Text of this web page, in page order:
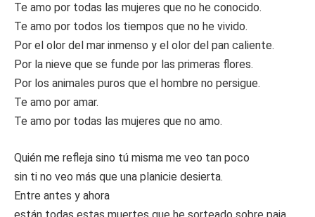
Te amo por todas las mujeres que no he conocido.
Te amo por todos los tiempos que no he vivido.
Por el olor del mar inmenso y el olor del pan caliente.
Por la nieve que se funde por las primeras flores.
Por los animales puros que el hombre no persigue.
Te amo por amar.
Te amo por todas las mujeres que no amo.
Quién me refleja sino tú misma me veo tan poco
sin ti no veo más que una planicie desierta.
Entre antes y ahora